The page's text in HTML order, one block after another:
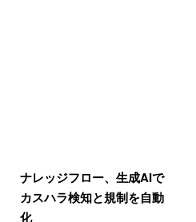
ナレッジフロー、生成AIで
カスハラ検知と規制を自動
化